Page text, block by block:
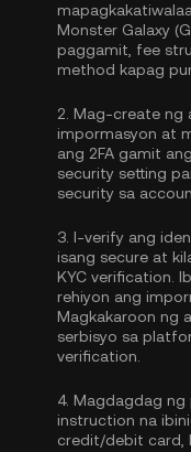
Monster Galaxy
paggamit, fee
method kapag
2. Mag-create ng
impormasyon at
ang 2FA gamit
security setting
security sa
3. I-verify ang
isang secure at
KYC verification .
rehiyon ang
Magkakaroon ng
serbisyo sa
verification.
4. Magdagdag ng
instruction na
credit/debit card,